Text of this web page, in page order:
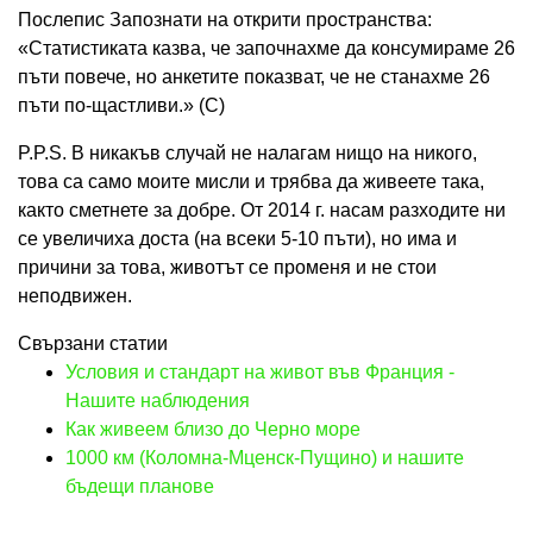
Послепис Запознати на открити пространства:
«Статистиката казва, че започнахме да консумираме 26
пъти повече, но анкетите показват, че не станахме 26
пъти по-щастливи.» (С)
P.P.S. В никакъв случай не налагам нищо на никого,
това са само моите мисли и трябва да живеете така,
както сметнете за добре. От 2014 г. насам разходите ни
се увеличиха доста (на всеки 5-10 пъти), но има и
причини за това, животът се променя и не стои
неподвижен.
Свързани статии
Условия и стандарт на живот във Франция -
Нашите наблюдения
Как живеем близо до Черно море
1000 км (Коломна-Мценск-Пущино) и нашите
бъдещи планове